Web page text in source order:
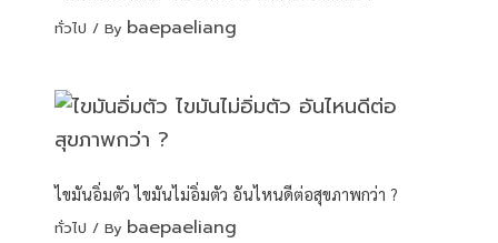
ทั่วไป / By baepaeliang
ไขมันอิ่มตัว ไขมันไม่อิ่มตัว อันไหนดีต่อสุขภาพกว่า ?
ทั่วไป / By baepaeliang